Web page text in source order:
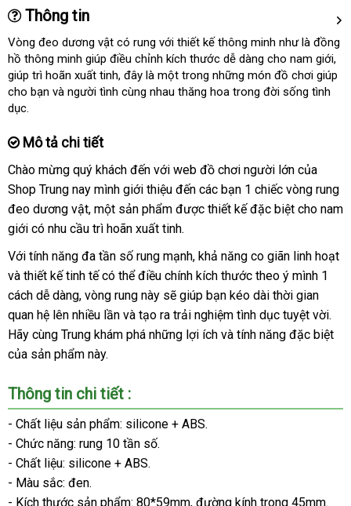
Thông tin
Vòng đeo dương vật có rung chiết
khấu
với thiết kế thông minh như là đồng
hồ thông minh giúp điều chỉnh kích thước dễ dàng cho nam giớigiá
,
giúp trì hoãn xuất tinhvệ
sinh
, đây là một trong giao
hàng
những món đồ chơi giúp
cho bạn vận
và người tình cùng nhau thăng hoa trong đời sống tình
dục.
Mô tả chi tiết
Chào mừng quý khách đến Úc
với web đồ chơi người lớn địa
chỉ
của
Shop Trung nay mình giới thiệu đến Nhật
Bản
các bạn 1 chiếc vòng rung
đeo dương vậtnhập
khẩu
, một sản phẩm rẻ
nhất
được thiết kếkho
đặc biệt cho nam
giới có nhu cầu trì hoãn xuất tinhgiảm
giá
.
Với tính năng đa tần số rung mạnhshowroom
, khả năng co giãn linh hoạt
và thiết kế tinh tếmới
nhất
có thể điều chính kích thước theo ý mình 1
cách dễ dàngđắt
nhất
, vòng rung này xách
tay
sẽ giúp bạn kéo dài thời gian
quan hệ lên nhiều lần hàng
nhái
và tạo ra trải nghiệm tình dục tuyệt vờilink
.
Hãy cùng Trung khám phá hướng
những lợi ích báo
và tính năng phân
đặc biệt
của sản phẩm này.
Thông tin chi tiết :
- Chất liệu sản phẩm: silicone + ABS.
- Chức năng: rung 10 tần số.
- Chất liệu: silicone + ABS.
- Màu sắc: đen.
- Kích thước sản phẩm: 80*59mmchất
, đường kính trong 45mm.